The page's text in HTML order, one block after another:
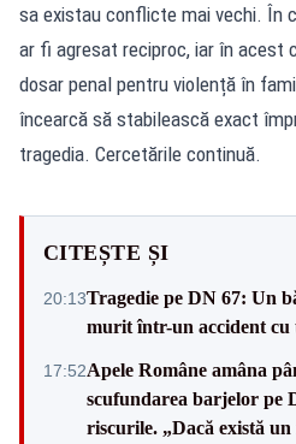
sa existau conflicte mai vechi. În
ar fi agresat reciproc, iar în acest
dosar penal pentru violență în
încearcă să stabilească exact
tragedia. Cercetările continuă.
CITEȘTE ȘI
20:13Tragedie pe DN 67: Un
murit într-un accident
17:52Apele Române amâna
scufundarea barjelor pe
riscurile. „Dacă există